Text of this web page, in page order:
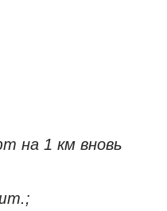
на 1 км вновь